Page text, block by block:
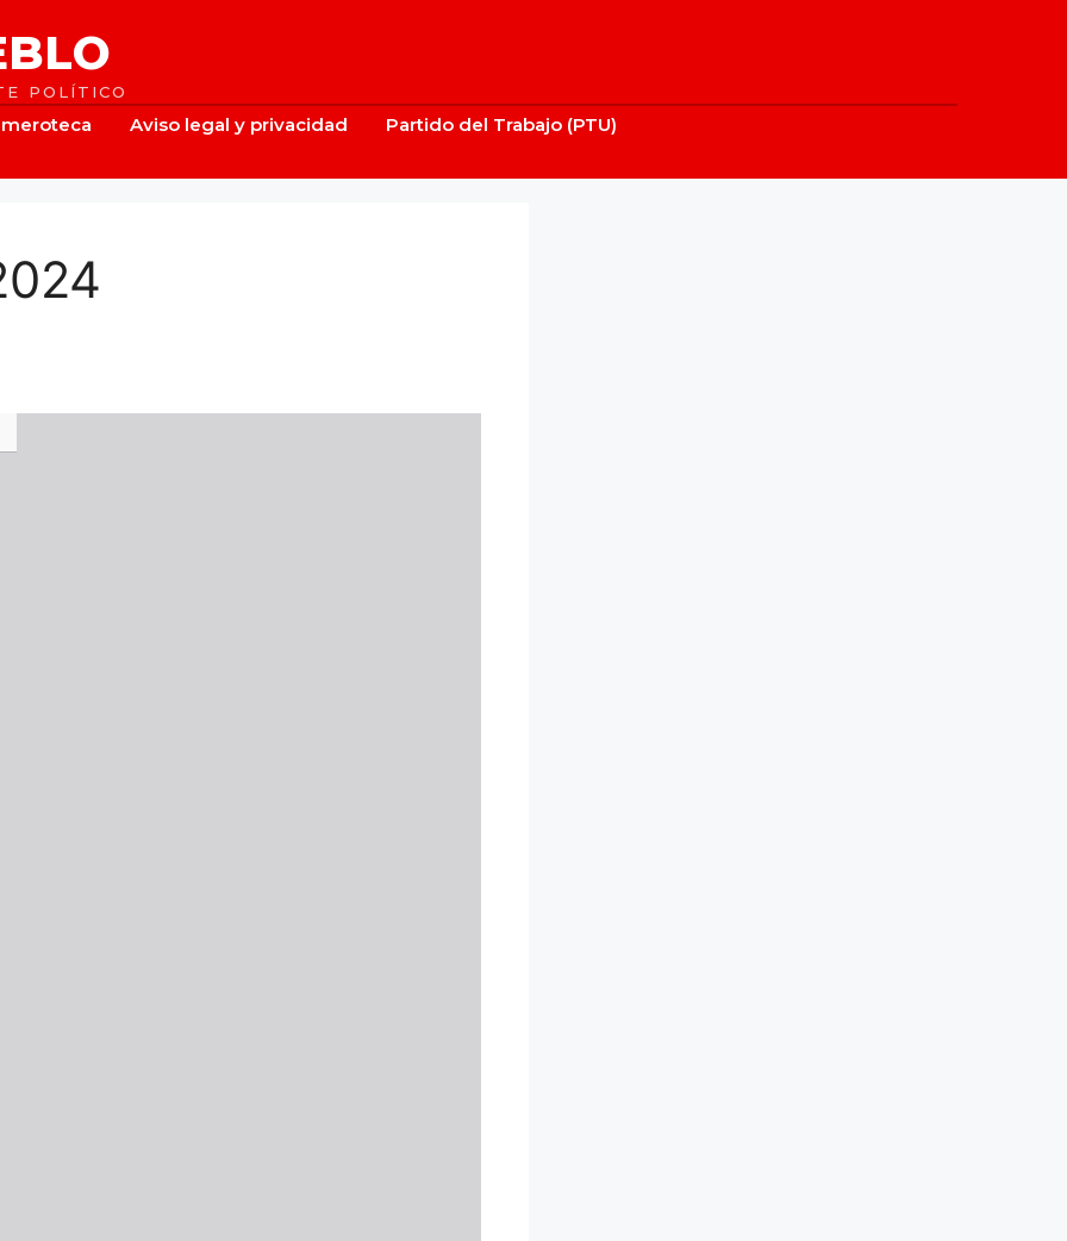
POLÍTICO
Aviso legal y privacidad Partido del Trabajo (PTU)